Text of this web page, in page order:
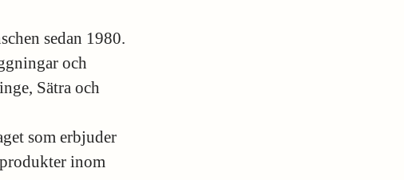
sedan 1980.
och
Sätra och
som erbjuder
inom